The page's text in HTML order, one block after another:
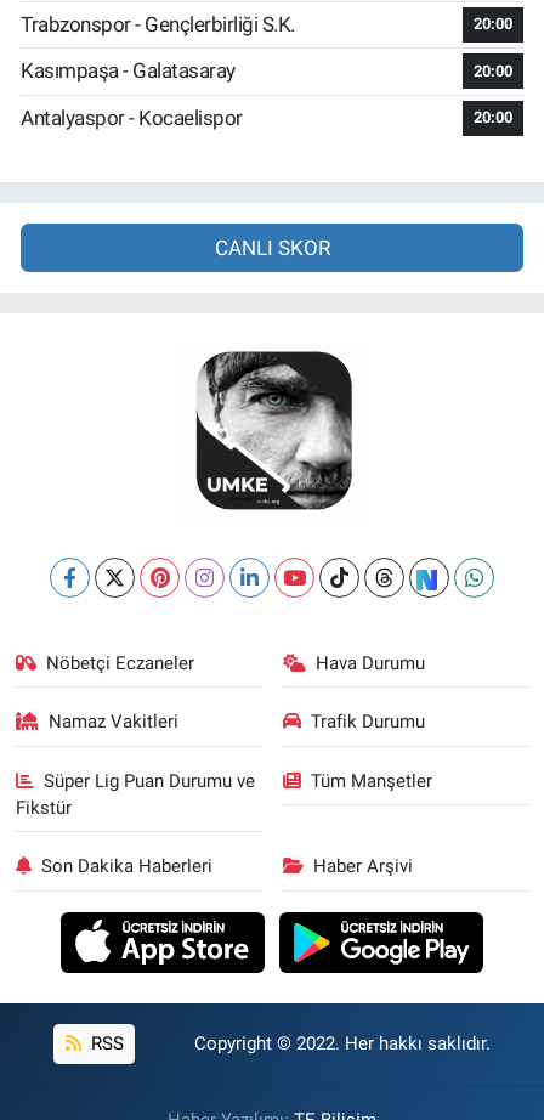
Trabzonspor - Gençlerbirliği S.K. 20:00
Kasımpaşa - Galatasaray 20:00
Antalyaspor - Kocaelispor 20:00
CANLI SKOR
Nöbetçi Eczaneler Hava Durumu
Namaz Vakitleri Trafik Durumu
Süper Lig Puan Durumu ve
Fikstür
Tüm Manşetler
Son Dakika Haberleri Haber Arşivi
RSS Copyright © 2022. Her hakkı saklıdır.